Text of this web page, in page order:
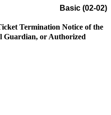
Basic (02-02)
Termination Notice of the
Guardian, or Authorized